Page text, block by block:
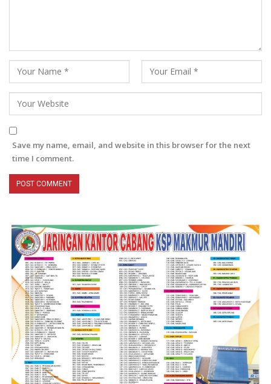
Save my name, email, and website in this browser for the next
time I comment.